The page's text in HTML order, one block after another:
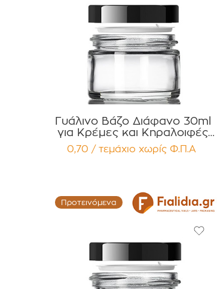
Γυάλινο Βάζο Διάφανο 30ml
για Κρέμες και Κηραλοιφές
με Μαύρο Γυαλιστερό Καπάκι
Παρέμβυσμα PP Linner
0,70 / τεμάχιο χωρίς Φ.Π.Α
Προτεινόμενα